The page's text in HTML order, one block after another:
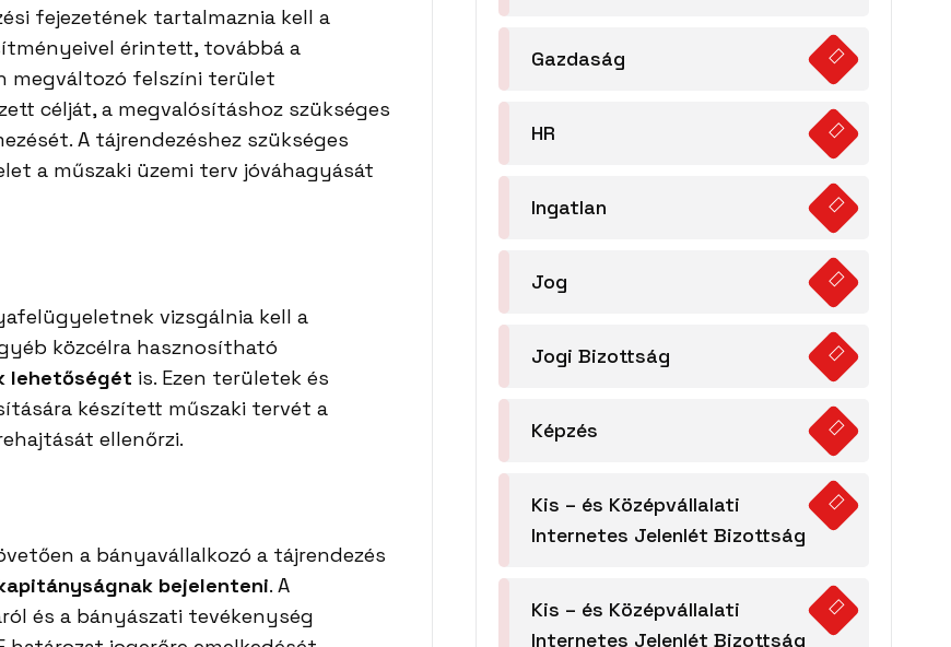
fejezetének tartalmaznia kell a
érintett, továbbá a
megváltozó felszíni terület
célját, a megvalósításhoz szükséges
A tájrendezéshez szükséges
a műszaki üzemi terv jóváhagyását
vizsgálnia kell a
közcélra hasznosítható
lehetőségét is. Ezen területek és
készített műszaki tervét a
ellenőrzi.
a bányavállalkozó a tájrendezés
bejelenteni. A
és a bányászati tevékenység
Gazdaság
HR
Ingatlan
Jog
Jogi Bizottság
Képzés
Kis – és Középvállalati
Internetes Jelenlét Bizottság
Kis – és Középvállalati
Internetes Jelenlét Bizottság